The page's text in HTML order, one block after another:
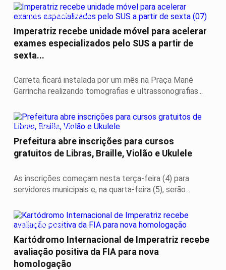
SERVIÇO A POPULAÇÃO
Imperatriz recebe unidade móvel para acelerar
exames especializados pelo SUS a partir de
sexta...
Carreta ficará instalada por um mês na Praça Mané
Garrincha realizando tomografias e ultrassonografias...
INCLUSÃO SOCIAL
Prefeitura abre inscrições para cursos
gratuitos de Libras, Braille, Violão e Ukulele
As inscrições começam nesta terça-feira (4) para
servidores municipais e, na quarta-feira (5), serão...
CERTIFICAÇÃO
Kartódromo Internacional de Imperatriz recebe
avaliação positiva da FIA para nova
homologação